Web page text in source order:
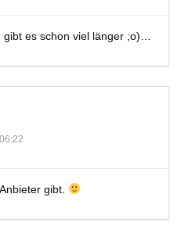
es schon viel länger ;o)…
gibt.